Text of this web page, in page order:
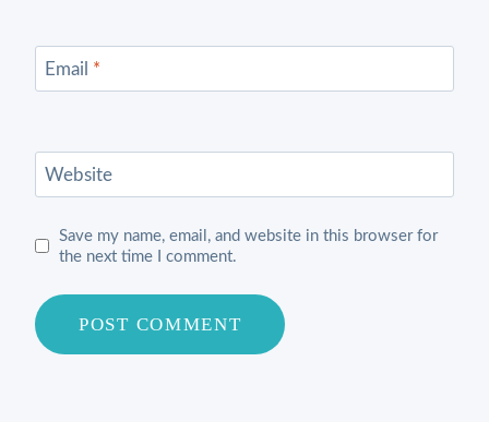
Email *
Website
Save my name, email, and website in this browser for
the next time I comment.